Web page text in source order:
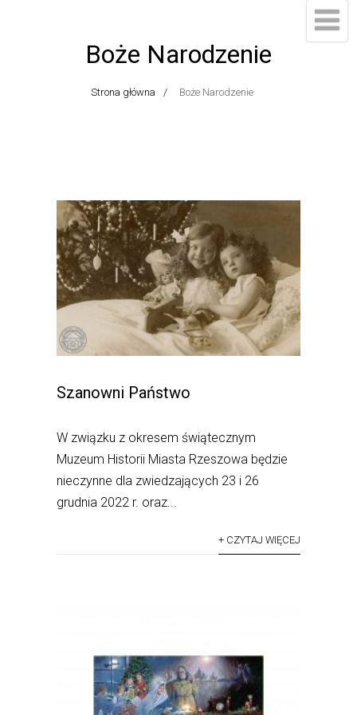
Boże Narodzenie
Strona główna Boże Narodzenie
Szanowni Państwo
W związku z okresem świątecznym
Muzeum Historii Miasta Rzeszowa będzie
nieczynne dla zwiedzających 23 i 26
grudnia 2022 r. oraz...
+ CZYTAJ WIĘCEJ